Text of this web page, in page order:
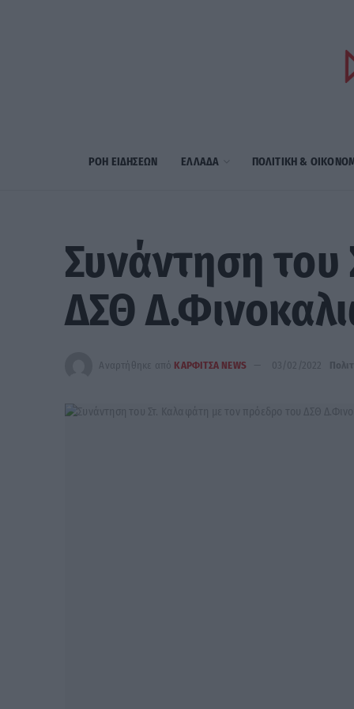
ΡΟΗ ΕΙΔΗΣΕΩΝ ΕΛΛΑΔΑ ΠΟΛΙΤΙΚΗ &
Συνάντηση
ΔΣΘ
Αναρτήθηκε από ΚΑΡΦΙΤΣΑ NEWS 03/02/2022